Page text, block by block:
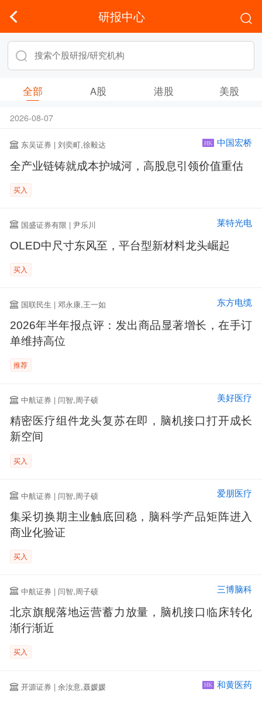
研报中心
全部 A股 港股 美股
2026-08-07
东吴证券 | 刘奕町,徐毅达 HK 中国宏桥
全产业链铸就成本护城河，高股息引领价值重估
买入
国盛证券有限 | 尹乐川 莱特光电
OLED中尺寸东风至，平台型新材料龙头崛起
买入
国联民生 | 邓永康,王一如 东方电缆
2026年半年报点评：发出商品显著增长，在手订
单维持高位
推荐
中航证券 | 闫智,周子硕 美好医疗
精密医疗组件龙头复苏在即，脑机接口打开成长
新空间
买入
中航证券 | 闫智,周子硕 爱朋医疗
集采切换期主业触底回稳，脑科学产品矩阵进入
商业化验证
买入
中航证券 | 闫智,周子硕 三博脑科
北京旗舰落地运营蓄力放量，脑机接口临床转化
渐行渐近
买入
开源证券 | 余汝意,聂媛媛 HK 和黄医药